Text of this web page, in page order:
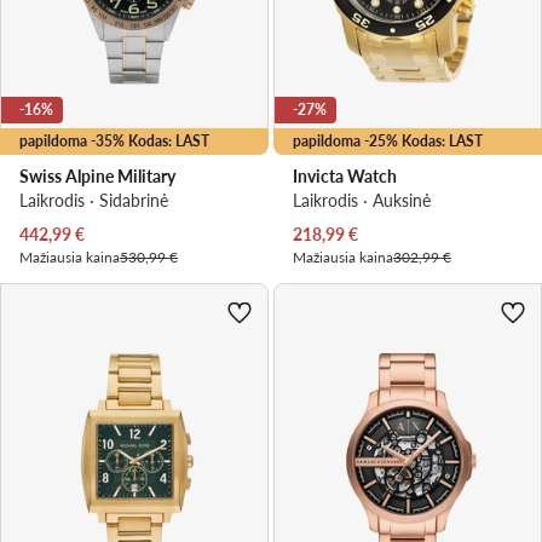
papildoma -35% Kodas: LAST
-16%
Swiss Alpine Military
Laikrodis · Sidabrinė
Dabartinė kaina
442,99€
Mažiausia kaina530,99 €
papildoma -25% Kodas: LAST
-27%
Invicta Watch
Laikrodis · Auksinė
Dabartinė kaina
218,99€
Mažiausia kaina302,99 €